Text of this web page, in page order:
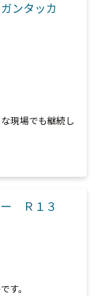
ンタッカ
現場でも継続し
Ｒ１３
す。